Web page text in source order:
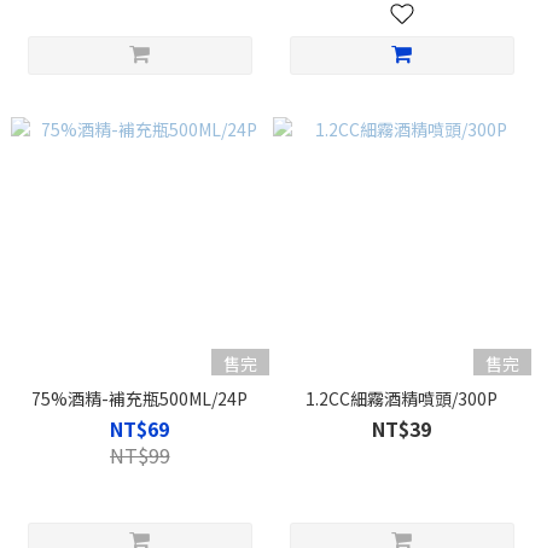
售完
75%酒精-補充瓶500ML/24P
NT$69
NT$99
售完
1.2CC細霧酒精噴頭/300P
NT$39